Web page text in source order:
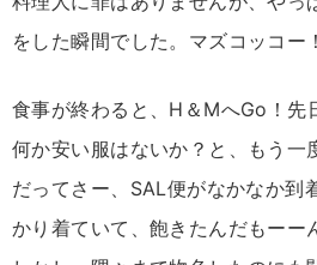
をした瞬間でした。マズコッコー！
食事が終わると、H＆MへGo！先
何か安い服はないか？と、もう一
だってさー、SAL便がなかなか到
かり着ていて、飽きたんだもーー